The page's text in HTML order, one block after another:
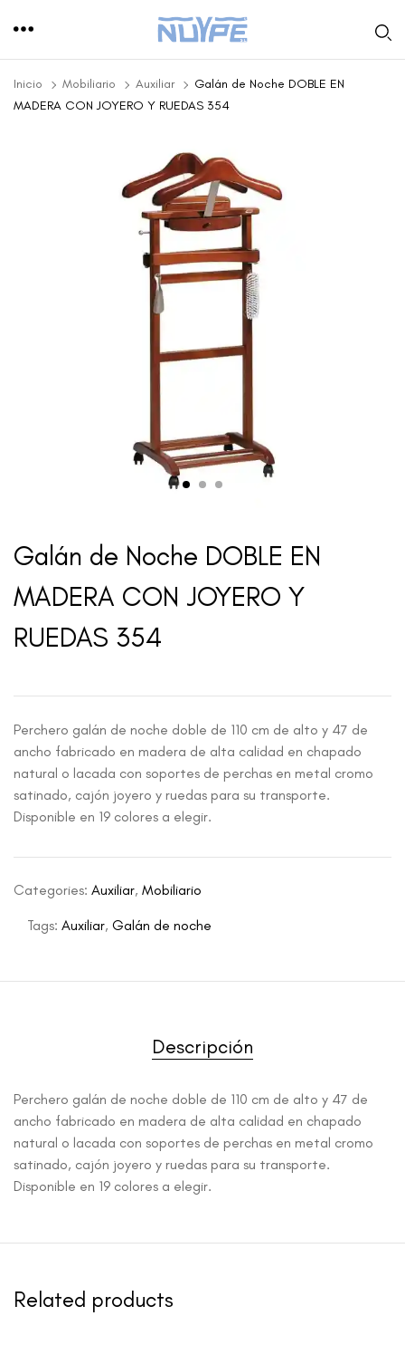
Inicio Mobiliario Auxiliar
Galán de Noche DOBLE EN
MADERA CON JOYERO Y RUEDAS 354
Galán de Noche DOBLE EN
MADERA CON JOYERO Y
RUEDAS 354
Perchero galán de noche doble de 110 cm de alto y 47 de
ancho fabricado en madera de alta calidad en chapado
natural o lacada con soportes de perchas en metal cromo
satinado, cajón joyero y ruedas para su transporte.
Disponible en 19 colores a elegir.
Categories: Auxiliar, Mobiliario
Tags: Auxiliar, Galán de noche
Descripción
Perchero galán de noche doble de 110 cm de alto y 47 de
ancho fabricado en madera de alta calidad en chapado
natural o lacada con soportes de perchas en metal cromo
satinado, cajón joyero y ruedas para su transporte.
Disponible en 19 colores a elegir.
Related products